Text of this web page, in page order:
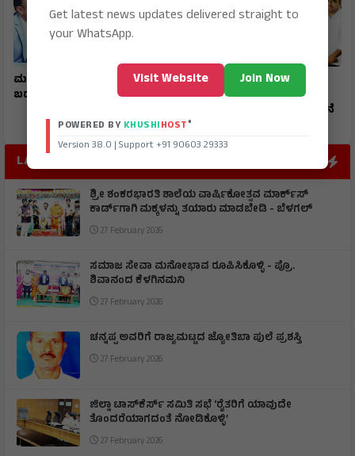
ಮನೆಯಲ್ಲೇ ಕುಳಿತು ಖಾತೆ
ಬದಲಾವಣೆ
ಪ್ರವೇಶಾತಿಗೆ ಶಾಸಕ ನಾಡಗೌಡ
ಚಾಲನೆ : ಸರ್ಕಾರಿ ವಸತಿಯುಕ್ತ
ಕಾಲೇಜಿನ ವೆಬ್‌ಸೈಟ್ ಉದ್ಘಾಟನೆ
LATEST POST
ಶ್ರೀ ಶಂಕರಭಾರತಿ ಶಾಲೆಯ ವಾರ್ಷಿಕೋತ್ಸವ ಮಾರ್ಕ್‌ಸ್‌
ಕಾರ್ಡ್‌ಗಾಗಿ ಮಕ್ಕಳನ್ನು ತಯಾರು ಮಾಡಬೇಡಿ - ಬೆಳಗಲ್
27 February 2026
ಸಮಾಜ ಸೇವಾ ಮನೋಭಾವ ರೂಪಿಸಿಕೊಳ್ಳಿ - ಪ್ರೊ.
ಶಿವಾನಂದ ಕೆಳಗಿನಮನಿ
27 February 2026
ಚನ್ನಪ್ಪ ಅವರಿಗೆ ರಾಜ್ಯಮಟ್ಟದ ಜ್ಯೋತಿಬಾ ಪುಲೆ ಪ್ರಶಸ್ತಿ
27 February 2026
ಜಿಲ್ಲಾ ಟಾಸ್‌‌ಕೆರ್ಸ್ ಸಮಿತಿ ಸಭೆ ‘ರೈತರಿಗೆ ಯಾವುದೇ
ತೊಂದರೆಯಾಗದಂತೆ ನೋಡಿಕೊಳ್ಳಿ’
27 February 2026
Get latest news updates delivered straight to
your WhatsApp.
Visit Website Join Now
POWERED BY KHUSHIHOST®
Version 38.0 | Support +91 90603 29333